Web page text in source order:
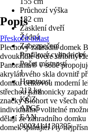
Průchozí výška
182 cm
Zasklení dveří
Žádná
Zabezpečení
Profilový cylindrický
Počet místností
1
Hmotnost
212 kg
KČZ
APG5
EAN
9003414130395
Popis
Přeskočit oblast
Plechový zahradní domek
dvoukřídlé dveře
Panorama® v sobě
akrylátového skla dovnitř
domku celkovou moderní
střechou harmonicky
značky Biohort ve všech
individuálně volitelné
dělají ze zahradního
domek splňující i ty